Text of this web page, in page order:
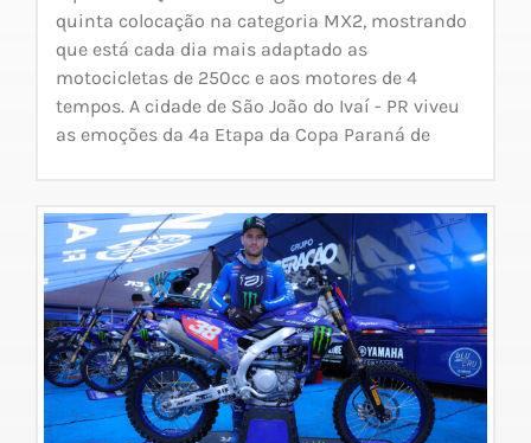
quinta colocação na categoria MX2, mostrando
que está cada dia mais adaptado as
motocicletas de 250cc e aos motores de 4
tempos. A cidade de São João do Ivaí - PR viveu
as emoções da 4ª Etapa da Copa Paraná de